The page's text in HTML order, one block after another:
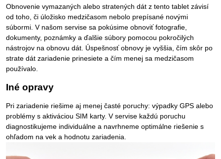
Obnovenie vymazaných alebo stratených dát z tento tablet závisí
od toho, či úložisko medzičasom nebolo prepísané novými
súbormi. V našom servise sa pokúsime obnoviť fotografie,
dokumenty, poznámky a ďalšie súbory pomocou pokročilých
nástrojov na obnovu dát. Úspešnosť obnovy je vyššia, čím skôr po
strate dát zariadenie prinesiete a čím menej sa medzičasom
používalo.
Iné opravy
Pri zariadenie riešime aj menej časté poruchy: výpadky GPS alebo
problémy s aktiváciou SIM karty. V servise každú poruchu
diagnostikujeme individuálne a navrhneme optimálne riešenie s
ohľadom na vek a hodnotu zariadenia.